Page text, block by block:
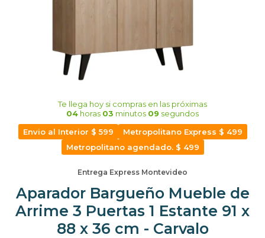
Te llega hoy si compras en las próximas
04 horas 03 minutos 09 segundos
Envio al Interior $ 599
Metropolitano Express $ 499
Metropolitano agendado. $ 499
Entrega Express Montevideo
Aparador Bargueño Mueble de
Arrime 3 Puertas 1 Estante 91 x
88 x 36 cm - Carvalo